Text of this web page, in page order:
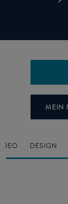
MEIN
DESIGN